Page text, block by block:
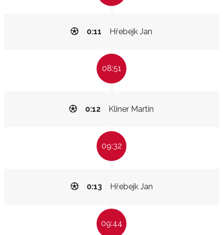
Hřebejk Jan
0:11
08:51
Kliner Martin
0:12
09:32
Hřebejk Jan
0:13
09:44